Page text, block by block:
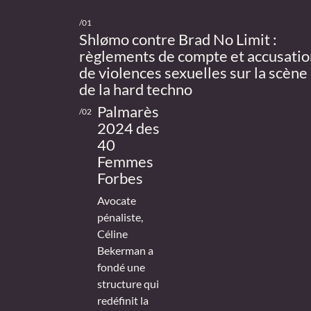
/01
Shlømo contre Brad No Limit :
règlements de compte et
de violences sexuelles sur la scène
de la hard techno
/02
Palmarès
2024 des
40
Femmes
Forbes
Avocate
pénaliste,
Céline
Bekerman a
fondé une
structure qui
redéfinit la